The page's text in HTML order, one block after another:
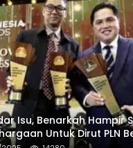
Isu, Benarkah Hampir
Untuk Dirut PLN